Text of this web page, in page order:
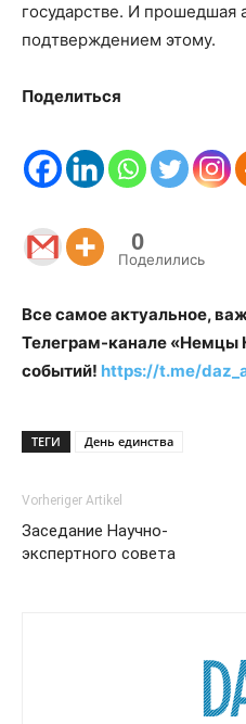
государстве. И прошедшая
подтверждением этому.
Поделиться
0
Поделились
Все самое актуальное,
Телеграм-канале «Немцы
событий! https://t.me/
ТЕГИ День единства
Vorheriger Artikel
Заседание Научно-
экспертного совета